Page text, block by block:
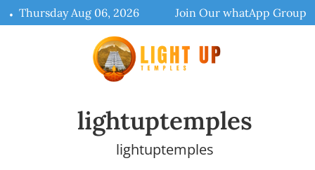
Skip
to
Thursday Aug 06, 2026 Join Our whatApp Group
lightuptemples
lightuptemples